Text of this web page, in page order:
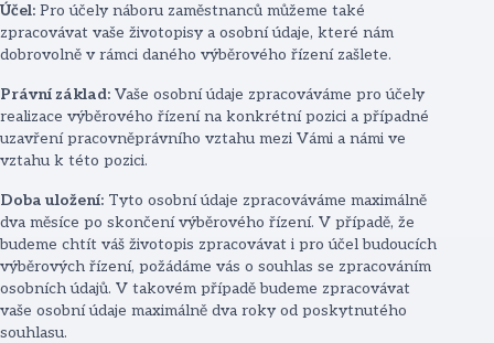
Účel: Pro účely náboru zaměstnanců můžeme také
zpracovávat vaše životopisy a osobní údaje, které nám
dobrovolně v rámci daného výběrového řízení zašlete.
Právní základ: Vaše osobní údaje zpracováváme pro účely
realizace výběrového řízení na konkrétní pozici a případné
uzavření pracovněprávního vztahu mezi Vámi a námi ve
vztahu k této pozici.
Doba uložení: Tyto osobní údaje zpracováváme maximálně
dva měsíce po skončení výběrového řízení. V případě, že
budeme chtít váš životopis zpracovávat i pro účel budoucích
výběrových řízení, požádáme vás o souhlas se zpracováním
osobních údajů. V takovém případě budeme zpracovávat
vaše osobní údaje maximálně dva roky od poskytnutého
souhlasu.